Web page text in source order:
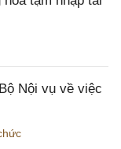
Nội vụ về việc